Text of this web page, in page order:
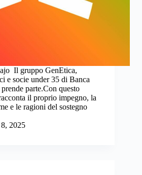
Il gruppo GenEtica,
e socie under 35 di Banca
parte.Con questo
il proprio impegno, la
e le ragioni del sostegno
2025